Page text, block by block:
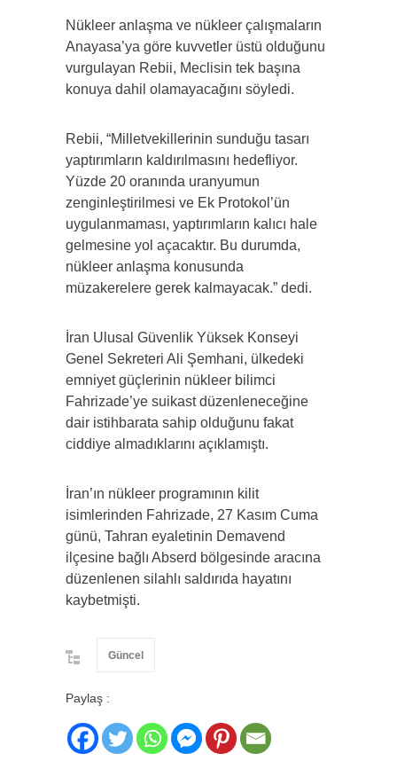
Nükleer anlaşma ve nükleer çalışmaların
Anayasa’ya göre kuvvetler üstü olduğunu
vurgulayan Rebii, Meclisin tek başına
konuya dahil olamayacağını söyledi.
Rebii, “Milletvekillerinin sunduğu tasarı
yaptırımların kaldırılmasını hedefliyor.
Yüzde 20 oranında uranyumun
zenginleştirilmesi ve Ek Protokol’ün
uygulanmaması, yaptırımların kalıcı hale
gelmesine yol açacaktır. Bu durumda,
nükleer anlaşma konusunda
müzakerelere gerek kalmayacak.” dedi.
İran Ulusal Güvenlik Yüksek Konseyi
Genel Sekreteri Ali Şemhani, ülkedeki
emniyet güçlerinin nükleer bilimci
Fahrizade’ye suikast düzenleneceğine
dair istihbarata sahip olduğunu fakat
ciddiye almadıklarını açıklamıştı.
İran’ın nükleer programının kilit
isimlerinden Fahrizade, 27 Kasım Cuma
günü, Tahran eyaletinin Demavend
ilçesine bağlı Abserd bölgesinde aracına
düzenlenen silahlı saldırıda hayatını
kaybetmişti.
Güncel
Paylaş :